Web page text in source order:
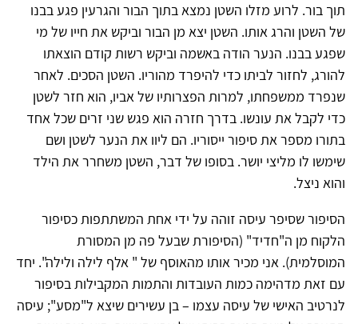
תוך בור. לרוע מזלו השטן נמצא בתוך הבור והגרעין פגע בבנו
של השטן והרג אותו. השטן יצא מן הבור וביקש את חייו של מי
שפגע בבנו. הנער הודה באשמה וביקש רשות קודם הוצאתו
להורג, לחזור לביתו כדי להיפרד מהוריו. השטן הסכים. לאחר
שנפרד ממשפחתו, למרות הפצרותיו של אביו, הוא חזר לשטן
כדי לקבל את עונשו. בדרך חזרה הוא פגש שני זרים שכל אחד
בתורו מספר את סיפור ייסוריו. הם ליוו את הנער לשטן ושם
שימשו לו מליצי יושר. בסופו של דבר, השטן משחרר את הילד
והוא ניצל.
הסיפור שסיפר עיסה זוהה על ידי אחת המשתתפות כסיפור
הלקוח מן ה"חדיד" (הסיפורת שבעל פה מן המסורת
המוסלמית). אני מכיר אותו מהאוסף של " אלף לילה ולילה". יחד
עם זאת מדהימה כמות העובדות והתמות המקבילות בסיפור
לנרטיב האישי של עיסה עצמו – בן עשירים שיצא ל"מסע"; עיסה